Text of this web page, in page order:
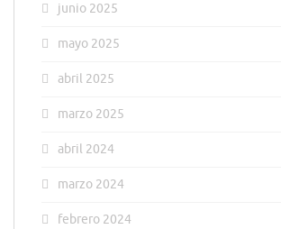
junio 2025
mayo 2025
abril 2025
marzo 2025
abril 2024
marzo 2024
febrero 2024